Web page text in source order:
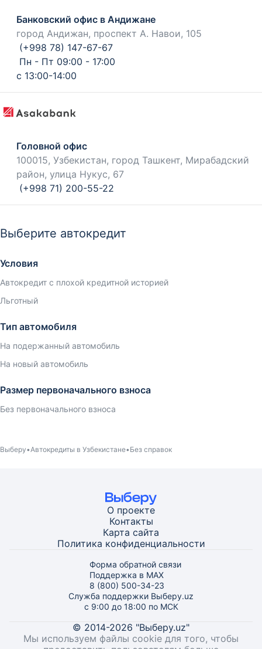
Банковский офис в Андижане
город Андижан, проспект А. Навои, 105
(+998 78) 147-67-67
Пн - Пт 09:00 - 17:00
с 13:00-14:00
Головной офис
100015, Узбекистан, город Ташкент, Мирабадский
район, улица Нукус, 67
(+998 71) 200-55-22
Выберите автокредит
Условия
Автокредит с плохой кредитной историей
Льготный
Тип автомобиля
На подержанный автомобиль
На новый автомобиль
Размер первоначального взноса
Без первоначального взноса
Выберу Автокредиты в Узбекистане Без справок
О проекте
Контакты
Карта сайта
Политика конфиденциальности
Форма обратной связи
Поддержка в MAX
8 (800) 500-34-23
Служба поддержки Выберу.uz
с 9:00 до 18:00 по МСК
© 2014-2026 "Выберу.uz"
Мы используем файлы cookie для того, чтобы